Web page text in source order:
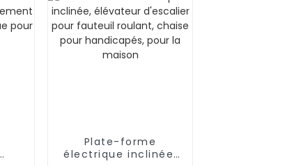
Plate-forme
électrique inclinée,